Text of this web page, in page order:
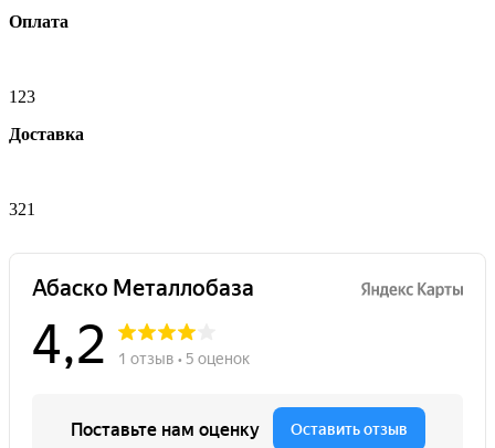
Оплата
123
Доставка
321